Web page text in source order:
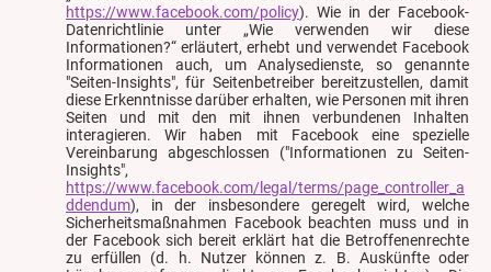
https://www.facebook.com/policy). Wie in der Facebook-
Datenrichtlinie unter „Wie verwenden wir diese
Informationen?“ erläutert, erhebt und verwendet Facebook
Informationen auch, um Analysedienste, so genannte
"Seiten-Insights", für Seitenbetreiber bereitzustellen, damit
diese Erkenntnisse darüber erhalten, wie Personen mit ihren
Seiten und mit den mit ihnen verbundenen Inhalten
interagieren. Wir haben mit Facebook eine spezielle
Vereinbarung abgeschlossen ("Informationen zu Seiten-
Insights",
https://www.facebook.com/legal/terms/page_controller_a
ddendum), in der insbesondere geregelt wird, welche
Sicherheitsmaßnahmen Facebook beachten muss und in
der Facebook sich bereit erklärt hat die Betroffenenrechte
zu erfüllen (d. h. Nutzer können z. B. Auskünfte oder